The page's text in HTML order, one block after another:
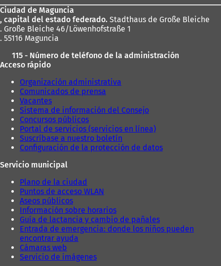
pies
Ciudad de Maguncia
, capital del estado federado. Stadthaus de Große Bleiche
. Große Bleiche 46/Löwenhofstraße 1
. 55116 Maguncia
115 - Número de teléfono de la administración
Acceso rápido
Organización administrativa
Comunicados de prensa
Vacantes
Sistema de información del Consejo
Concursos públicos
Portal de servicios (servicios en línea)
Suscríbase a nuestro boletín
Configuración de la protección de datos
Servicio municipal
Plano de la ciudad
Puntos de acceso WLAN
Aseos públicos
Información sobre horarios
Guía de lactancia y cambio de pañales
Entrada de emergencia: donde los niños pueden
encontrar ayuda
Cámaras web
Servicio de imágenes